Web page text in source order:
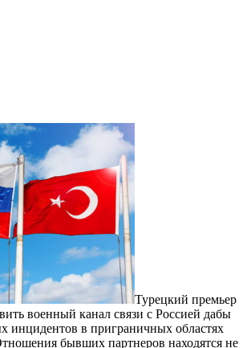
Турецкий премьер
военный канал связи с Россией дабы
инцидентов в приграничных областях
бывших партнеров находятся не